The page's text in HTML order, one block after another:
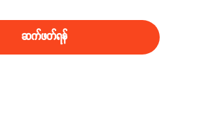
ဆက်ဖတ်ရန်